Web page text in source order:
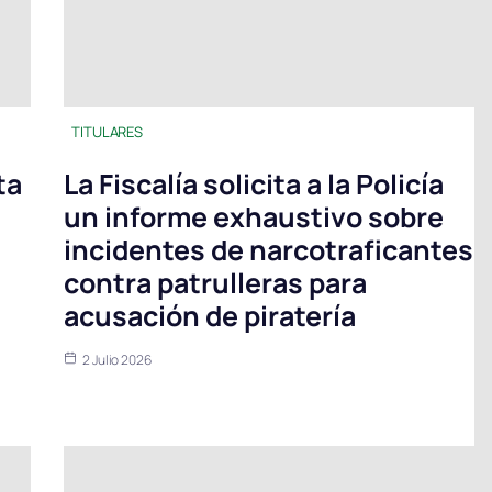
TITULARES
La Fiscalía solicita a la Policía
un informe exhaustivo sobre
incidentes de narcotraficantes
contra patrulleras para
acusación de piratería
2 Julio 2026